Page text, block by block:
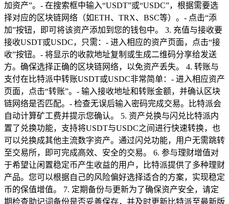
加资产”。- 在搜索框中输入“USDT”或“USDC”，根据需要选
择对应的区块链网络（如ETH、TRX、BSC等）。- 点击“添
加”按钮，即可将该资产添加到您的钱包中。 3. 充值与接收要
接收USDT或USDC，只需：- 进入相应的资产页面，点击“接
收”按钮。- 将显示的收款地址复制或生成二维码分享给发送
方。确保选择正确的区块链网络，以免资产丢失。 4. 转账与
支付在比特派中转账USDT或USDC非常简单：- 进入相应资产
页面，点击“转账”。- 输入接收地址和转账金额，并确认区块
链网络是否匹配。- 检查无误后输入密码完成交易。比特派会
自动计算矿工费并提示您确认。 5. 资产兑换与闪兑比特派内
置了兑换功能，支持将USDT与USDC之间进行快速转换，也
可以兑换成其他主流数字资产。通过闪兑功能，用户无需跳转
至交易所，即可完成高效、安全的交易。 6. 参与理财增值对
于希望让闲置稳定币产生收益的用户，比特派提供了多种理财
产品。您可以根据自己的风险偏好选择适合的方案，实现稳定
币的保值增值。 7. 定期备份与更新为了确保资产安全，请定
期检查助记词备份是否妥善保存，并及时更新比特派至最新版